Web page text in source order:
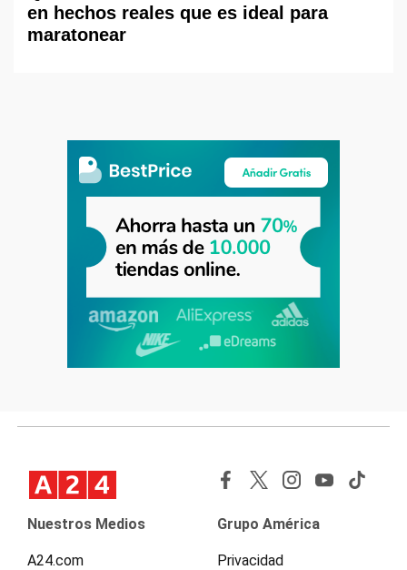
en hechos reales que es ideal para
maratonear
Nuestros Medios
A24.com
Grupo América
Privacidad